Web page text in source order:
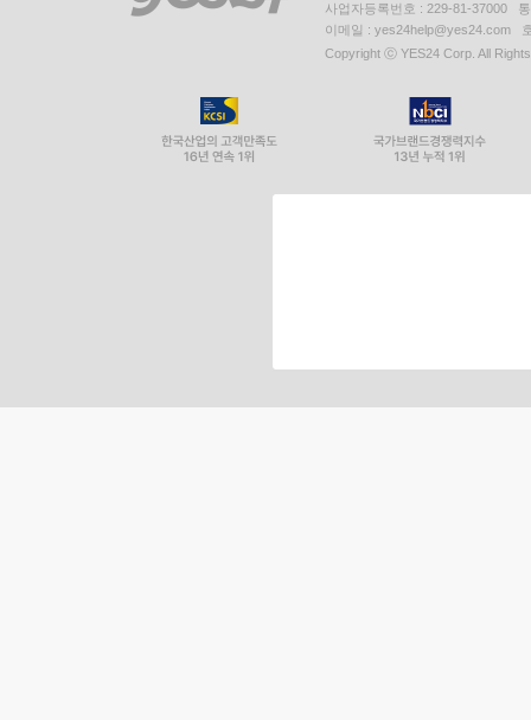
사업자등록번호 : 229-81-37000
이메일 : yes24help@yes24.com
Copyright ⓒ YES24 Corp. All